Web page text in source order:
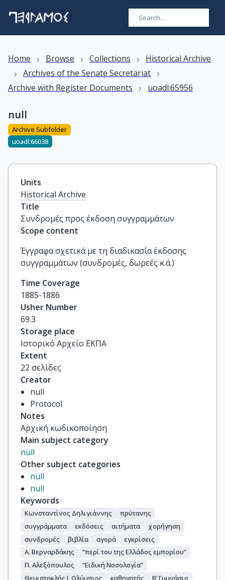
Home › Browse › Collections › Historical Archive
› Archives of the Senate Secretariat ›
Archive with Register Documents › uoadl:65956
null
Archive Subfolder
uoadl:66038
Units
Historical Archive
Title
Συνδρομές προς έκδοση συγγραμμάτων
Scope content
Έγγραφα σχετικά με τη διαδικασία έκδοσης
συγγραμμάτων (συνδρομές, δωρεές κ.ά.)
Time Coverage
1885-1886
Usher Number
69.3
Storage place
Ιστορικό Αρχείο ΕΚΠΑ
Extent
22 σελίδες
Creator
null
Protocol
Notes
Αρχική κωδικοποίηση
Main subject category
null
Other subject categories
null
null
Keywords
Κωνσταντίνος Δηλιγιάννης
πρύτανης
συγγράμματα
εκδόσεις αιτήματα
χορήγηση
συνδρομές
βιβλία αγορά
εγκρίσεις
Α. Βερναρδάκης
“περί του της Ελλάδος εμπορίου”
Π. Αλεξόπουλος
“Ειδική Νοσολογία”
Θεμιστοκλής Ι. Ολύμπιος
καθηγητής
Β’ Γυμνάσιο